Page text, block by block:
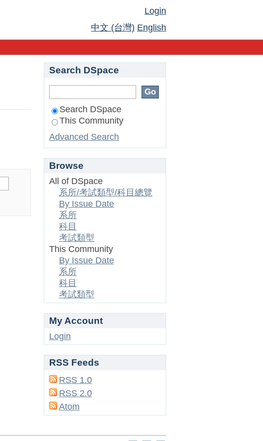
Login
中文 (台灣) English
Search DSpace
Search DSpace
This Community
Advanced Search
Browse
All of DSpace
系所/考試類型/科目總覽
By Issue Date
系所
科目
考試類型
This Community
By Issue Date
系所
科目
考試類型
My Account
Login
RSS Feeds
RSS 1.0
RSS 2.0
Atom